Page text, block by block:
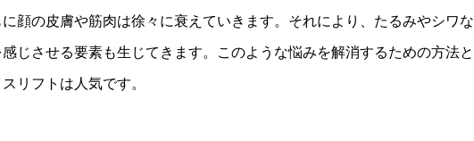
顔の皮膚や筋肉は徐々に衰えていきます。それにより、たるみやシワな
じさせる要素も生じてきます。このような悩みを解消するための方法と
リフトは人気です。